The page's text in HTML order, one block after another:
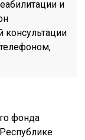
и
консультации
фонда